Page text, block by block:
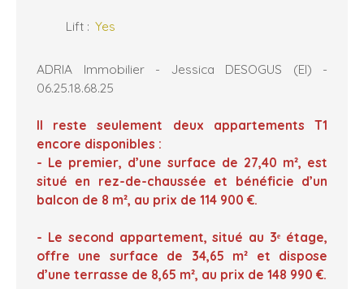
Lift : Yes
ADRIA Immobilier - Jessica DESOGUS (EI) -
06.25.18.68.25
Il reste seulement deux appartements T1
encore disponibles :
- Le premier, d’une surface de 27,40 m², est
situé en rez-de-chaussée et bénéficie d’un
balcon de 8 m², au prix de 114 900 €.
- Le second appartement, situé au 3ᵉ étage,
offre une surface de 34,65 m² et dispose
d’une terrasse de 8,65 m², au prix de 148 990 €.